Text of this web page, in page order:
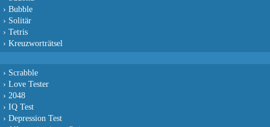
› Bubble
› Solitär
› Tetris
› Kreuzworträtsel
› Scrabble
› Love Tester
› 2048
› IQ Test
› Depression Test